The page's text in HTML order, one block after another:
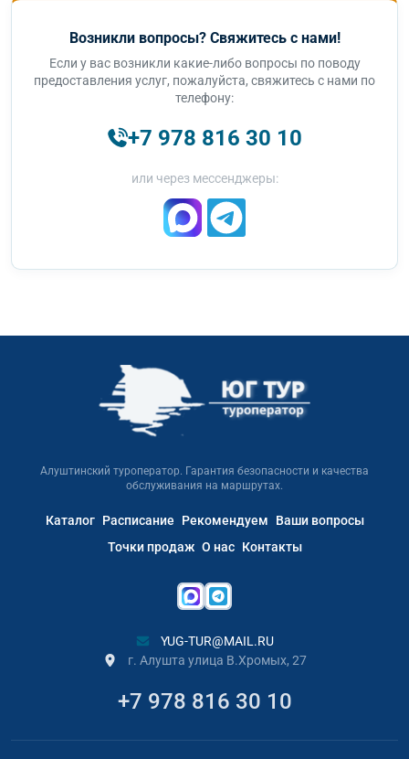
Возникли вопросы? Свяжитесь с нами!
Если у вас возникли какие-либо вопросы по поводу
предоставления услуг, пожалуйста, свяжитесь с нами по
телефону:
+7 978 816 30 10
или через мессенджеры:
Алуштинский туроператор. Гарантия безопасности и качества
обслуживания на маршрутах.
Каталог Расписание Рекомендуем
Ваши вопросы
Точки продаж О нас Контакты
YUG-TUR@MAIL.RU
г. Алушта улица В.Хромых, 27
+7 978 816 30 10